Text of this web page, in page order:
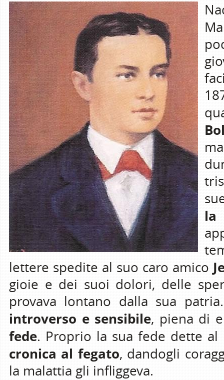
la
lettere spedite al suo caro amico
gioie e dei suoi dolori, delle
provava lontano dalla sua
introverso e sensibile, piena di
fede. Proprio la sua fede dette
cronica al fegato, dandogli
la malattia gli infliggeva.